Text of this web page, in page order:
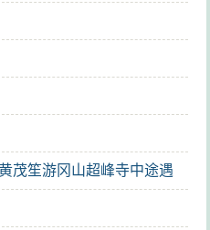
茂笙游冈山超峰寺中途遇